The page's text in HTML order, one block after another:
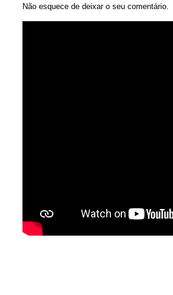
Não esquece de deixar o seu comentário.